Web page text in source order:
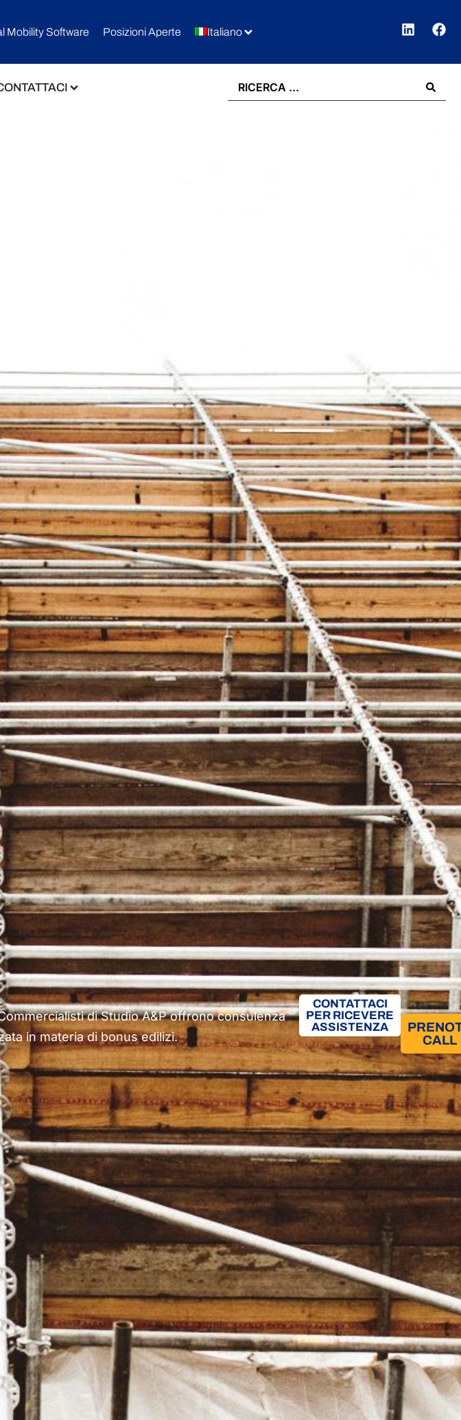
Mobility Software​ Posizioni Aperte Italiano
di Studio A&P offrono consulenza
in materia di bonus edilizi.
CONTATTACI
PER RICEVERE
ASSISTENZA
CALL